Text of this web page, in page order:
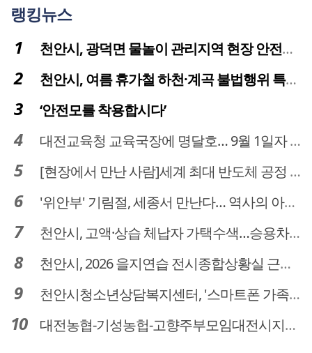
랭킹뉴스
천안시, 광덕면 물놀이 관리지역 현장 안전점검 실시
천안시, 여름 휴가철 하천·계곡 불법행위 특별단속
‘안전모를 착용합시다’
대전교육청 교육국장에 명달호… 9월 1일자 181명 인사
[현장에서 만난 사람]세계 최대 반도체 공정 장비 제조 기업 ASML 한종호 매니저
'위안부' 기림절, 세종서 만난다… 역사의 아픔 치유, '평화의 장'
천안시, 고액·상습 체납자 가택수색…승용차 압류·공매 착수
천안시, 2026 을지연습 전시종합상황실 근무자 사전교육
천안시청소년상담복지센터, '스마트폰 가족치유캠프' 운영
대전농협-기성농헙-고향주부모임대전시지회, 이심점심 중식지원 봉사활동